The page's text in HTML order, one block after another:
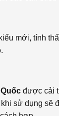
mới, tính
được cải
sử dụng sẽ